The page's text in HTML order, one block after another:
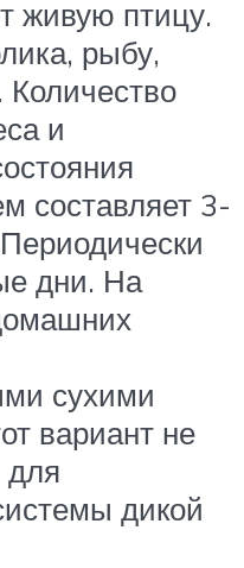
живую птицу.
рыбу,
и
составляет 3-
дни. На
сухими
вариант не
дикой